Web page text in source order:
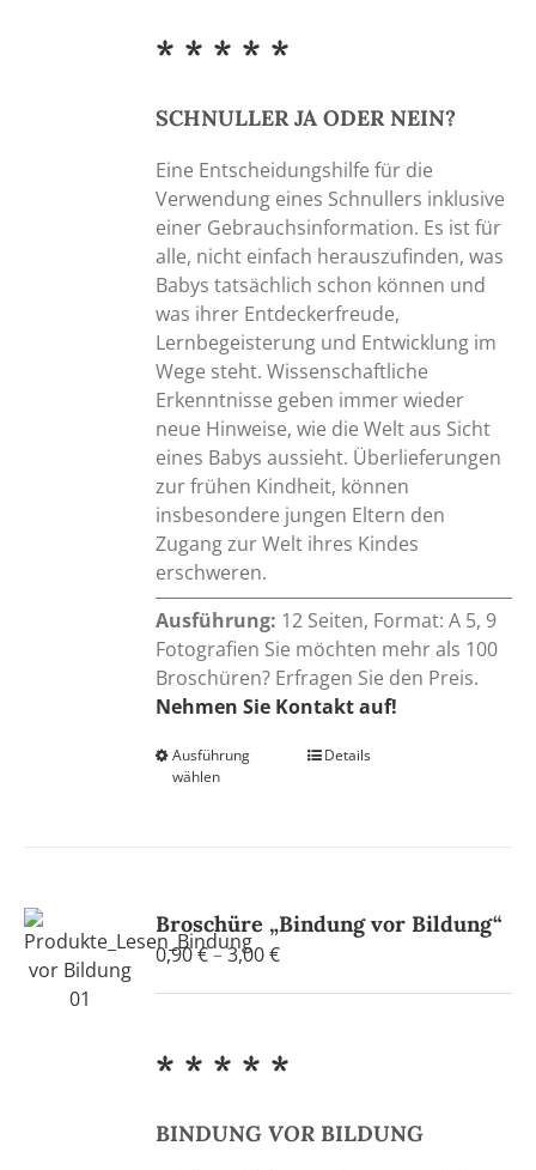
gewählt
* * * * *
SCHNULLER JA ODER NEIN?
Eine Entscheidungshilfe für die
Verwendung eines Schnullers inklusive
einer Gebrauchsinformation. Es ist für
alle, nicht einfach herauszufinden, was
Babys tatsächlich schon können und
was ihrer Entdeckerfreude,
Lernbegeisterung und Entwicklung im
Wege steht. Wissenschaftliche
Erkenntnisse geben immer wieder
neue Hinweise, wie die Welt aus Sicht
eines Babys aussieht. Überlieferungen
zur frühen Kindheit, können
insbesondere jungen Eltern den
Zugang zur Welt ihres Kindes
erschweren.
Ausführung: 12 Seiten, Format: A 5, 9
Fotografien Sie möchten mehr als 100
Broschüren? Erfragen Sie den Preis.
Nehmen Sie Kontakt auf!
Ausführung
wählen
Dieses
Die
können
werden
Details
Broschüre „Bindung vor Bildung“
0,90€–3,00€Preisspanne:
* * * * *
BINDUNGVOR BILDUNG